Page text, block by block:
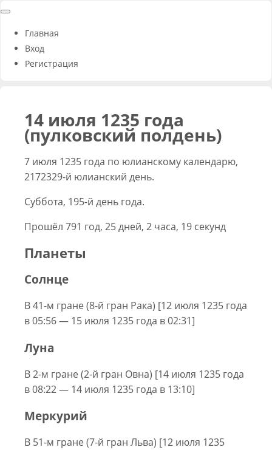
Главная
Вход
Регистрация
14 июля 1235 года
(пулковский полдень)
7 июля 1235 года по юлианскому календарю,
2172329-й юлианский день.
Суббота, 195-й день года.
Прошёл 791 год, 25 дней, 2 часа, 19 секунд
Планеты
Солнце
В 41-м гране (8-й гран Рака) [12 июля 1235 года
в 05:56 — 15 июля 1235 года в 02:31]
Луна
В 2-м гране (2-й гран Овна) [14 июля 1235 года
в 08:22 — 14 июля 1235 года в 13:10]
Меркурий
В 51-м гране (7-й гран Льва) [12 июля 1235